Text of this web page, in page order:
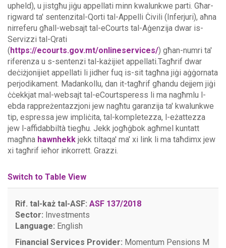
upheld), u jistgħu jiġu appellati minn kwalunkwe parti. Għar-
rigward ta' sentenzital-Qorti tal-Appelli Ċivili (Inferjuri), aħna
nirreferu għall-websajt tal-eCourts tal-Aġenzija dwar is-
Servizzi tal-Qrati
(https://ecourts.gov.mt/onlineservices/) għan-numri ta'
riferenza u s-sentenzi tal-każijiet appellati.Tagħrif dwar
deċiżjonijiet appellati li jidher fuq is-sit tagħna jiġi aġġornata
perjodikament. Madankollu, dan it-tagħrif għandu dejjem jiġi
ċċekkjat mal-websajt tal-eCourtsperess li ma nagħmlu l-
ebda rappreżentazzjoni jew nagħtu garanzija ta' kwalunkwe
tip, espressa jew impliċita, tal-kompletezza, l-eżattezza
jew l-affidabbiltà tiegħu. Jekk jogħġbok agħmel kuntatt
magħna hawnhekk jekk tiltaqa' ma' xi link li ma taħdimx jew
xi tagħrif ieħor inkorrett. Grazzi.
Switch to Table View
Rif. tal-każ tal-ASF: ASF 137/2018
Sector: Investments
Language: English
Financial Services Provider: Momentum Pensions M